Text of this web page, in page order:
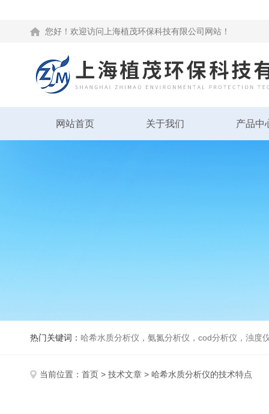
您好！欢迎访问上海植茂环保科技有限公司网站！
网站首页 关于我们 产品中
热门关键词： 哈希水质分析仪，氨氮分析仪，cod分析仪，浊度
当前位置： 首页 > 技术文章 > 哈希水质分析仪的技术特点